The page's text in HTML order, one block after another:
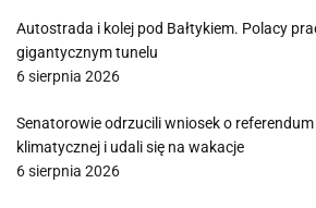
Autostrada i kolej pod Bałtykiem. Polacy
gigantycznym tunelu
6 sierpnia 2026
Senatorowie odrzucili wniosek o
klimatycznej i udali się na wakacje
6 sierpnia 2026